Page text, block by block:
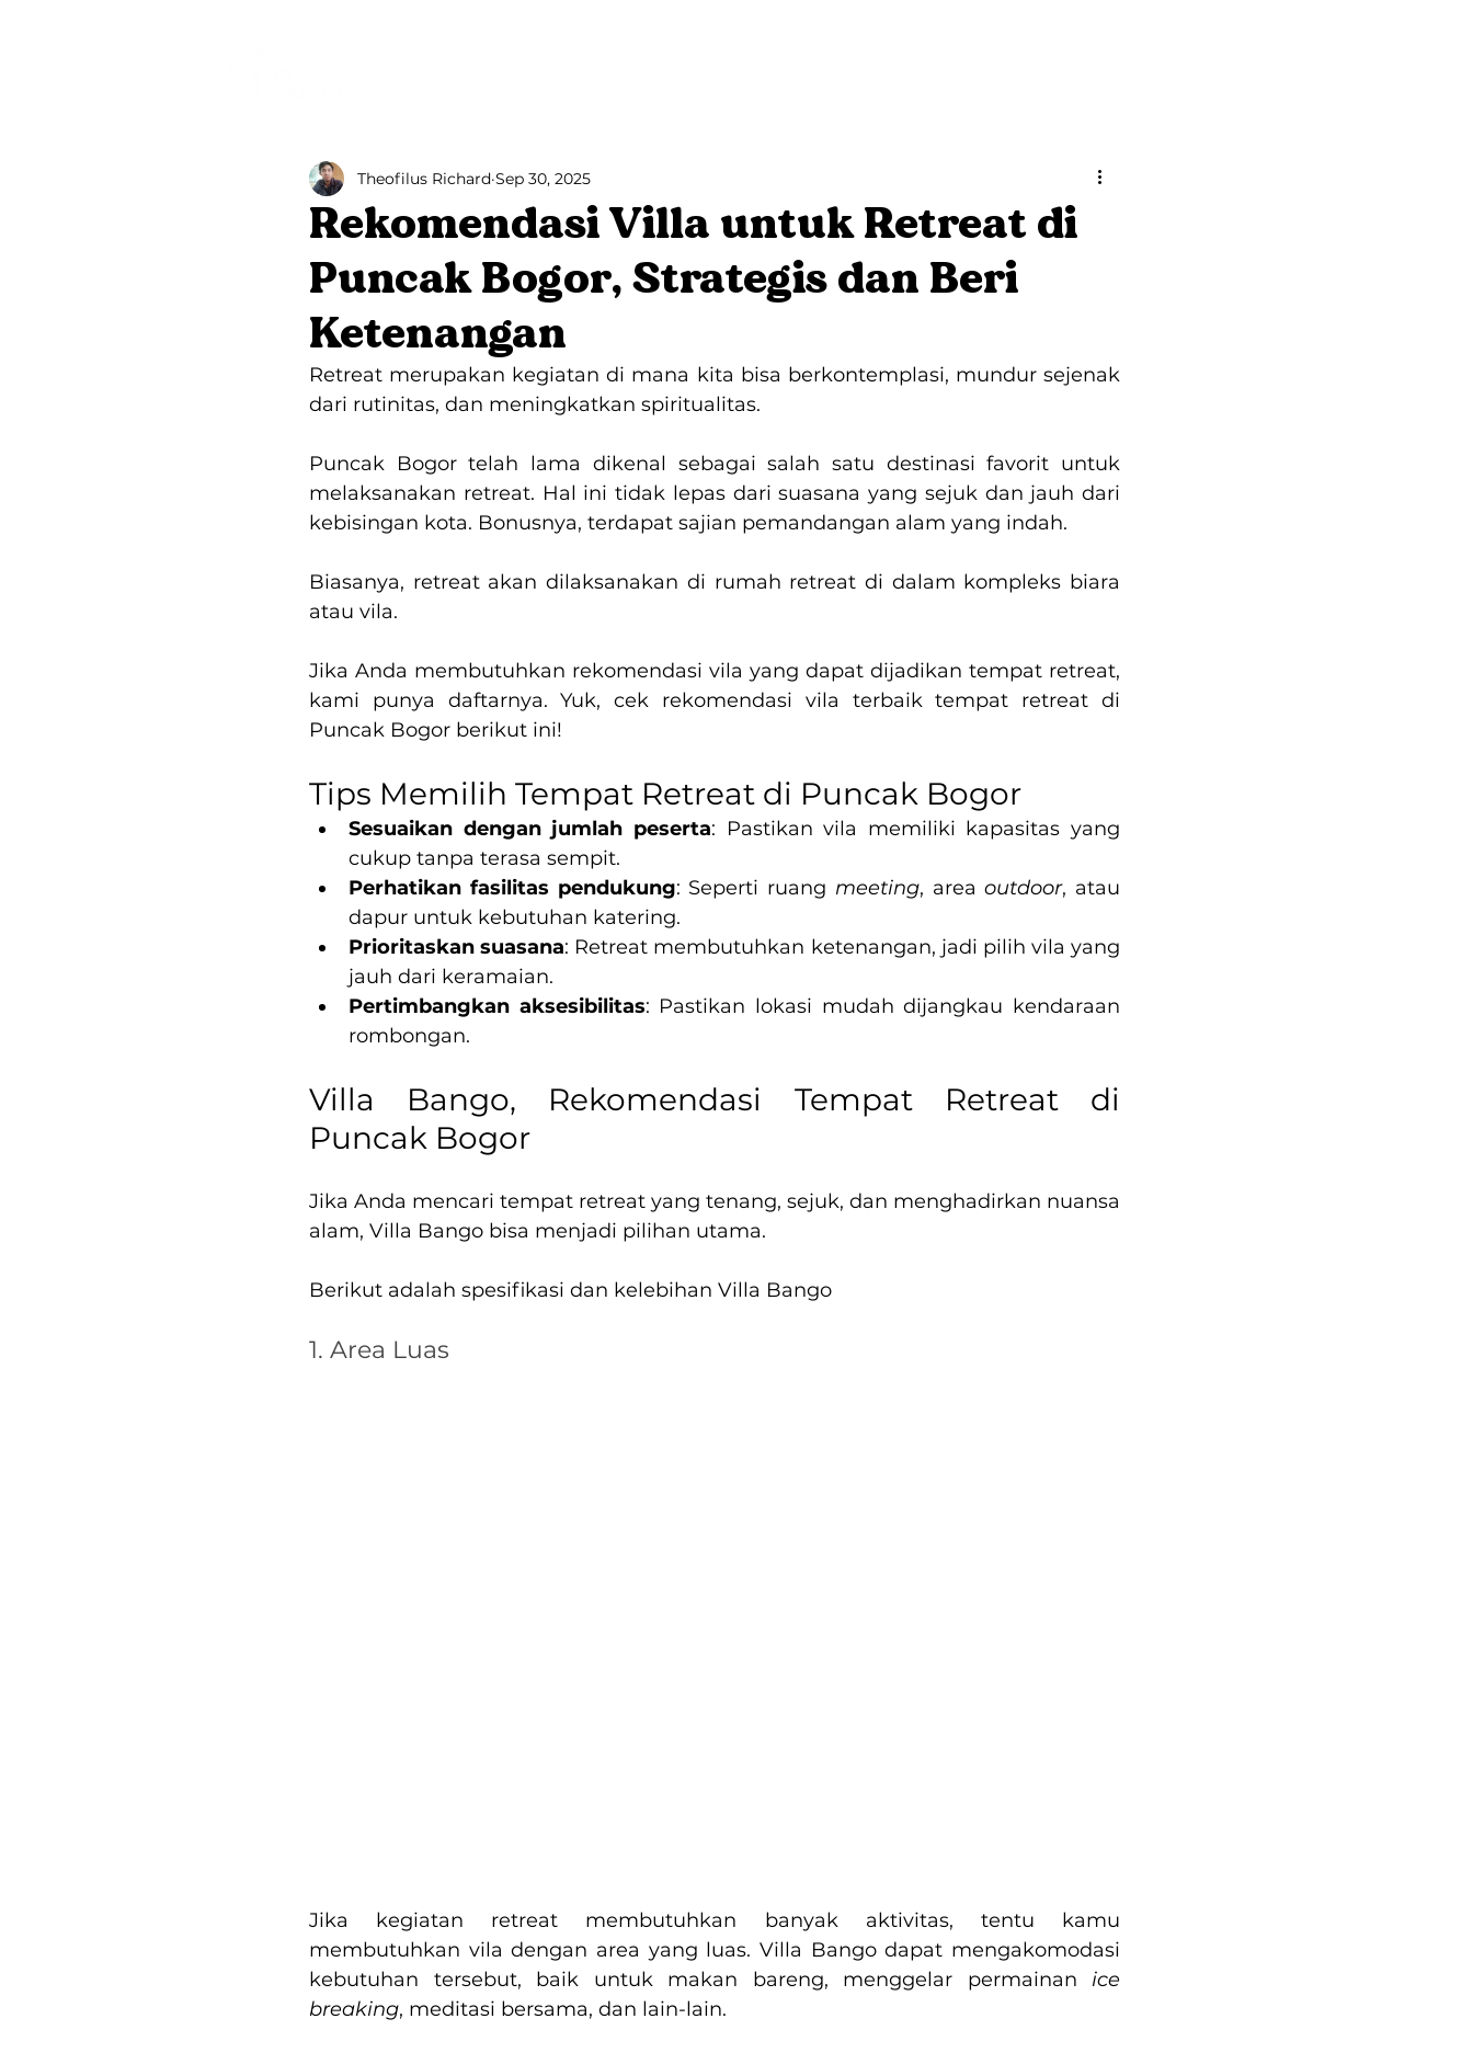
Rekomendasi Villa untuk Retreat di
Puncak Bogor, Strategis dan Beri
Ketenangan
Theofilus Richard Sep 30, 2025
Retreat merupakan kegiatan di mana kita bisa berkontemplasi, mundur sejenak
dari rutinitas, dan meningkatkan spiritualitas.
Puncak Bogor telah lama dikenal sebagai salah satu destinasi favorit untuk
melaksanakan retreat. Hal ini tidak lepas dari suasana yang sejuk dan jauh dari
kebisingan kota. Bonusnya, terdapat sajian pemandangan alam yang indah.
Biasanya, retreat akan dilaksanakan di rumah retreat di dalam kompleks biara
atau vila.
Jika Anda membutuhkan rekomendasi vila yang dapat dijadikan tempat retreat,
kami punya daftarnya. Yuk, cek rekomendasi vila terbaik tempat retreat di
Puncak Bogor berikut ini!
Tips Memilih Tempat Retreat di Puncak Bogor
Sesuaikan dengan jumlah peserta: Pastikan vila memiliki kapasitas yang
cukup tanpa terasa sempit.
Perhatikan fasilitas pendukung: Seperti ruang meeting, area outdoor, atau
dapur untuk kebutuhan katering.
Prioritaskan suasana: Retreat membutuhkan ketenangan, jadi pilih vila yang
jauh dari keramaian.
Pertimbangkan aksesibilitas: Pastikan lokasi mudah dijangkau kendaraan
rombongan.
Villa Bango, Rekomendasi Tempat Retreat di
Puncak Bogor
Jika Anda mencari tempat retreat yang tenang, sejuk, dan menghadirkan nuansa
alam, Villa Bango bisa menjadi pilihan utama.
Berikut adalah spesifikasi dan kelebihan Villa Bango
1. Area Luas
Jika kegiatan retreat membutuhkan banyak aktivitas, tentu kamu
membutuhkan vila dengan area yang luas. Villa Bango dapat mengakomodasi
kebutuhan tersebut, baik untuk makan bareng, menggelar permainan ice
breaking, meditasi bersama, dan lain-lain.